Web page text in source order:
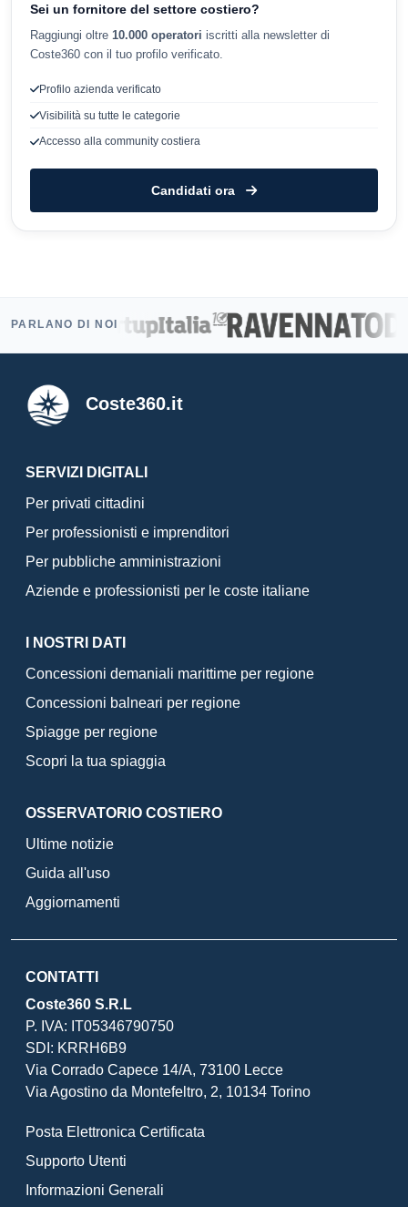
Sei un fornitore del settore costiero?
Raggiungi oltre 10.000 operatori iscritti alla newsletter di
Coste360 con il tuo profilo verificato.
Profilo azienda verificato
Visibilità su tutte le categorie
Accesso alla community costiera
Candidati ora
PARLANO DI NOI
Coste360.it
SERVIZI DIGITALI
Per privati cittadini
Per professionisti e imprenditori
Per pubbliche amministrazioni
Aziende e professionisti per le coste italiane
I NOSTRI DATI
Concessioni demaniali marittime per regione
Concessioni balneari per regione
Spiagge per regione
Scopri la tua spiaggia
OSSERVATORIO COSTIERO
Ultime notizie
Guida all'uso
Aggiornamenti
CONTATTI
Coste360 S.R.L
P. IVA: IT05346790750
SDI: KRRH6B9
Via Corrado Capece 14/A, 73100 Lecce
Via Agostino da Montefeltro, 2, 10134 Torino
Posta Elettronica Certificata
Supporto Utenti
Informazioni Generali